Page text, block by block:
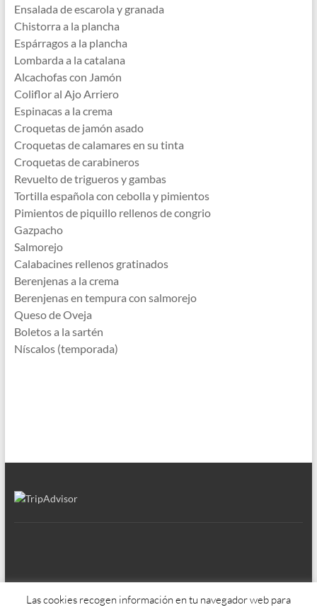
Ensalada de escarola y granada
Chistorra a la plancha
Espárragos a la plancha
Lombarda a la catalana
Alcachofas con Jamón
Coliflor al Ajo Arriero
Espinacas a la crema
Croquetas de jamón asado
Croquetas de calamares en su tinta
Croquetas de carabineros
Revuelto de trigueros y gambas
Tortilla española con cebolla y pimientos
Pimientos de piquillo rellenos de congrio
Gazpacho
Salmorejo
Calabacines rellenos gratinados
Berenjenas a la crema
Berenjenas en tempura con salmorejo
Queso de Oveja
Boletos a la sartén
Níscalos (temporada)
Las cookies recogen información en tu navegador web para